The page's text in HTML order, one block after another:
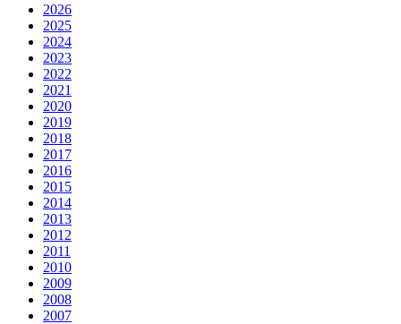
2026
2025
2024
2023
2022
2021
2020
2019
2018
2017
2016
2015
2014
2013
2012
2011
2010
2009
2008
2007